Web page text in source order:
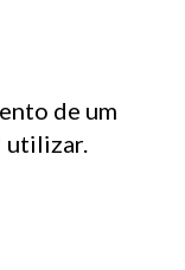
de um
utilizar.